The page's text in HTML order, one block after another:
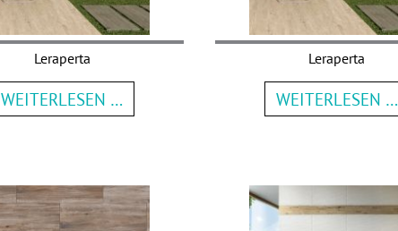
Leraperta
WEITERLESEN …
Leraperta
WEITERLESEN …